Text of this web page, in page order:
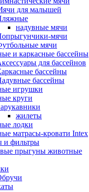
для малышей
надувные мячи
мячи
мячи
и каркасные бассейны
для бассейнов
бассейны
бассейны
игрушки
круги
жилеты
лодки
матрасы-кровати Intex
и фильтры
прыгуны животные